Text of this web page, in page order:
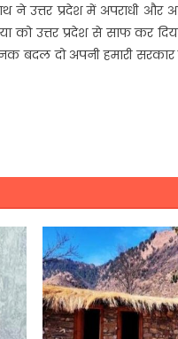
ने उत्तर प्रदेश में
को उत्तर प्रदेश से साफ कर
बदल दो अपनी हमारी